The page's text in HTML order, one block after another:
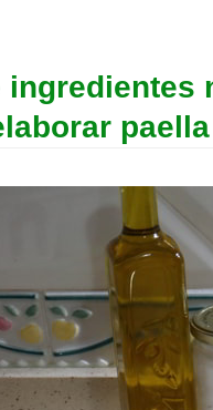
ingredientes